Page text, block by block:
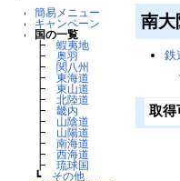
簡易メニュー
キャンペーン
国の一覧
┣蝦夷地
┣奥羽
┣ 関八州
┣東海道
┣東山道
┣北陸道
┣畿内
┣ 山陰道
┣ 山陽道
┣南海道
┣西海道
┣琉球国
┗ その他
南大
鉄
取得